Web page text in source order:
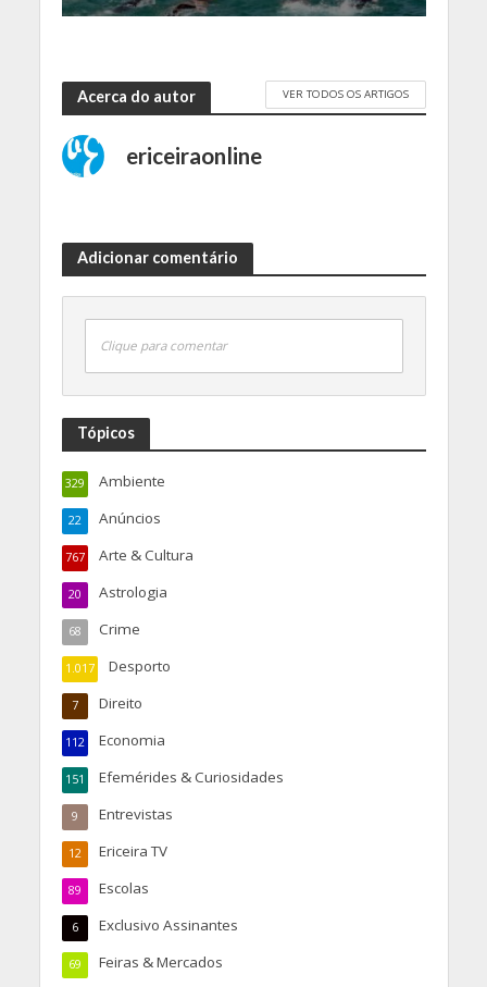
Acerca do autor VER TODOS OS ARTIGOS
ericeiraonline
Adicionar comentário
Clique para comentar
Tópicos
Ambiente
329
Anúncios
22
Arte & Cultura
767
Astrologia
20
Crime
68
Desporto
1.017
Direito
7
Economia
112
Efemérides & Curiosidades
151
Entrevistas
9
Ericeira TV
12
Escolas
89
Exclusivo Assinantes
6
Feiras & Mercados
69